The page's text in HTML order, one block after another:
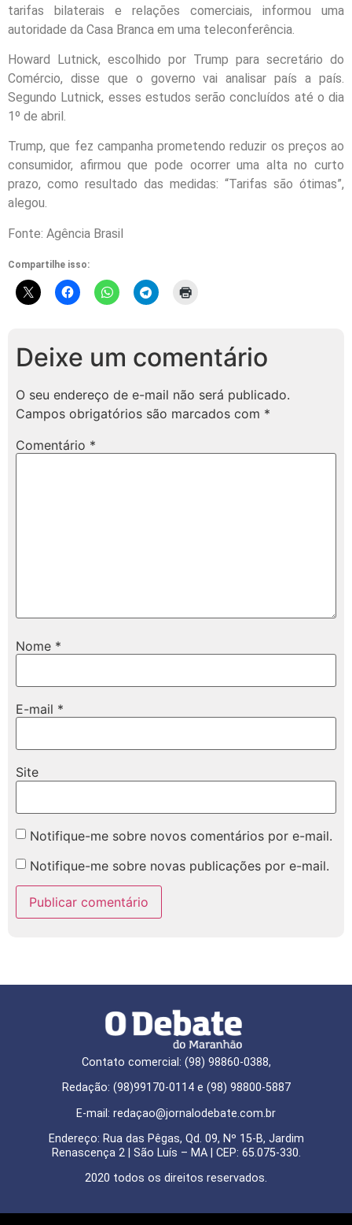
tarifas bilaterais e relações comerciais, informou uma
autoridade da Casa Branca em uma teleconferência.
Howard Lutnick, escolhido por Trump para secretário do
Comércio, disse que o governo vai analisar país a país.
Segundo Lutnick, esses estudos serão concluídos até o dia
1º de abril.
Trump, que fez campanha prometendo reduzir os preços ao
consumidor, afirmou que pode ocorrer uma alta no curto
prazo, como resultado das medidas: “Tarifas são ótimas”,
alegou.
Fonte: Agência Brasil
Compartilhe isso:
Deixe um comentário
O seu endereço de e-mail não será publicado.
Campos obrigatórios são marcados com *
Comentário *
Nome *
E-mail *
Site
Notifique-me sobre novos comentários por e-mail.
Notifique-me sobre novas publicações por e-mail.
Contato comercial: (98) 98860-0388,
Redação: (98)99170-0114 e (98) 98800-5887
E-mail: redaçao@jornalodebate.com.br
Endereço: Rua das Pêgas, Qd. 09, Nº 15-B, Jardim
Renascença 2 | São Luís – MA | CEP: 65.075-330.
2020 todos os direitos reservados.